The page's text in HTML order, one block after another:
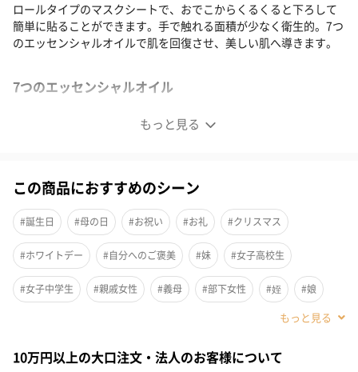
もっと見る
ロールタイプのマスクシートで、おでこからくるくると下ろして
簡単に貼ることができます。手で触れる面積が少なく衛生的。7つ
のエッセンシャルオイルで肌を回復させ、美しい肌へ導きます。
7つのエッセンシャルオイル
アルニカフラワーエキスエッセンシャルオイル
この商品におすすめのシーン
#誕生日 #母の日 #お祝い #お礼 #クリスマス
#ホワイトデー #自分へのご褒美 #妹 #女子高校生
#女子中学生 #親戚女性 #義母 #部下女性 #姪 #娘
#上司女性 #祖母
#母親 #妻 #女性 #女友達 #10代 #20代前半
10万円以上の大口注文・法人のお客様について